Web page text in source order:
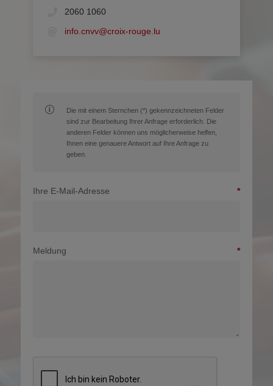
2060 1060
info.cnvv@croix-rouge.lu
Die mit einem Sternchen (*) gekennzeichneten Felder
sind zur Bearbeitung Ihrer Anfrage erforderlich. Die
anderen Felder können uns möglicherweise helfen,
Ihnen eine genauere Antwort auf Ihre Anfrage zu
geben.
Ihre E-Mail-Adresse
Meldung